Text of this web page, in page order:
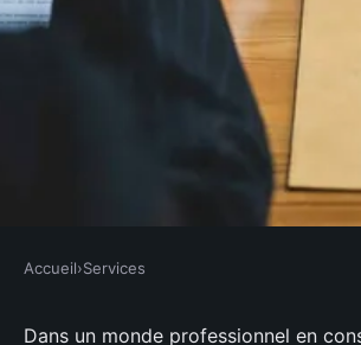
Accueil›Services
Dans un monde professionnel en